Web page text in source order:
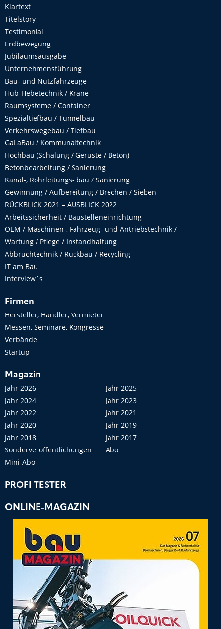
Klartext
Titelstory
Testimonial
Erdbewegung
Jubiläumsausgabe
Unternehmensführung
Bau- und Nutzfahrzeuge
Hub-Hebetechnik / Krane
Raumsysteme / Container
Spezialtiefbau / Tunnelbau
Verkehrswegebau / Tiefbau
GaLaBau / Kommunaltechnik
Hochbau (Schalung / Gerüste / Beton)
Betonbearbeitung / Sanierung
Kanal-, Rohrleitungs- bau / Sanierung
Gewinnung / Aufbereitung / Brechen / Sieben
RÜCKBLICK 2021 – AUSBLICK 2022
Arbeitssicherheit / Baustelleneinrichtung
OEM / Maschinen-, Fahrzeug- und Antriebstechnik /
Wartung / Pflege / Instandhaltung
Abbruchtechnik / Rückbau / Recycling
IT am Bau
Interview´s
Firmen
Hersteller, Händler, Vermieter
Messen, Seminare, Kongresse
Verbände
Startup
Magazin
Jahr 2026
Jahr 2025
Jahr 2024
Jahr 2023
Jahr 2022
Jahr 2021
Jahr 2020
Jahr 2019
Jahr 2018
Jahr 2017
Sonderveröffentlichungen
Abo
Mini-Abo
PROFI TESTER
ONLINE-MAGAZIN